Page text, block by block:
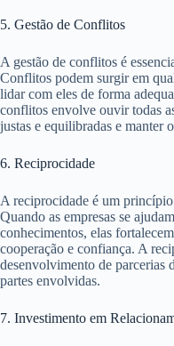
5. Gestão de Conflitos
A gestão de conflitos é
Conflitos podem surgir em
lidar com eles de forma
conflitos envolve ouvir todas
justas e equilibradas e manter
6. Reciprocidade
A reciprocidade é um
Quando as empresas se
conhecimentos, elas
cooperação e confiança. A
desenvolvimento de parcerias
partes envolvidas.
7. Investimento em